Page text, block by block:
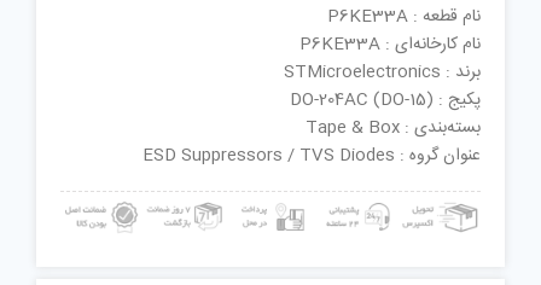
نام قطعه : P6KE33A
نام کارخانه‌ای : P6KE33A
برند : STMicroelectronics
پکیج : DO-204AC (DO-15)
بسته‌بندی : Tape & Box
عنوان گروه : ESD Suppressors / TVS Diodes